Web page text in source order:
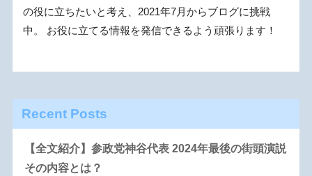
の役に立ちたいと考え、2021年7月からブログに挑戦
中。 お役に立てる情報を発信できるよう頑張ります！
Recent Posts
【全文紹介】参政党神谷代表 2024年最後の街頭演説
その内容とは？